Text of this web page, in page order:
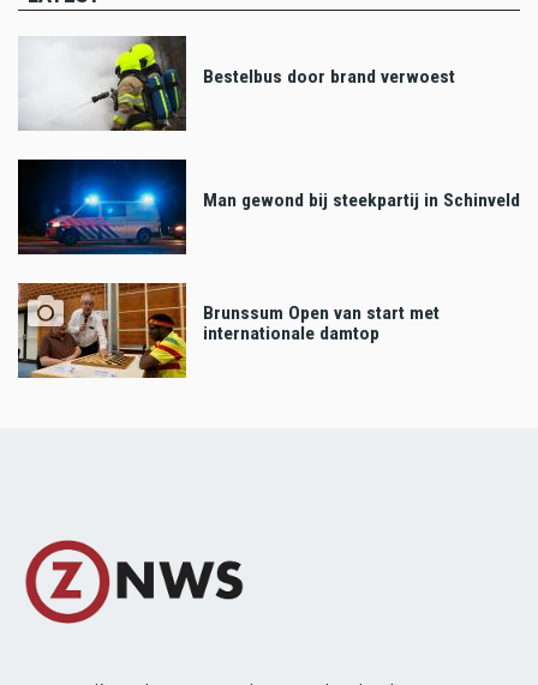
Bestelbus door brand verwoest
Man gewond bij steekpartij in Schinveld
Brunssum Open van start met
internationale damtop